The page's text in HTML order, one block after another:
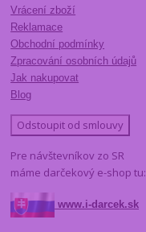
Vrácení zboží
Reklamace
Obchodní podmínky
Zpracování osobních údajů
Jak nakupovat
Blog
Odstoupit od smlouvy
Pre návštevníkov zo SR
máme darčekový e-shop tu:
www.i-darcek.sk